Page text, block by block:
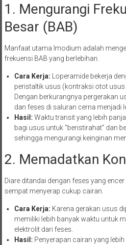
1. Mengurangi
Besar (BAB)
Manfaat utama Imodium adalah
frekuensi BAB yang berlebihan.
Cara Kerja: Loperamide bekerja
peristaltik usus (kontraksi otot
Dengan berkurangnya pergerakan
dan feses di saluran cerna menjadi
Hasil: Waktu transit yang lebih
bagi usus untuk “beristirahat” dan
sehingga mengurangi keinginan
2. Memadatkan
Diare ditandai dengan feses yang
sempat menyerap cukup cairan.
Cara Kerja: Karena gerakan usus
memiliki lebih banyak waktu untuk
elektrolit dari feses.
Hasil: Penyerapan cairan yang